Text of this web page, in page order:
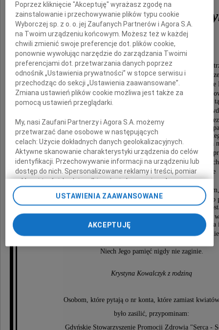
prof. Jerzego
Dziś przyszedł czas na wyrazy wdzięczności:
Lekarzom i pielęgniarkom Oddziału Chorób
i Endokrynologii Szpitala Morskiego w Gdyni, a w
ordynatorowi dr. Piotrowi Szafranowi oraz dr Elżbiecie
którzy z wielkim zaangażowaniem i serdecznością
dla ratowania zdrowia i życia mojego męża, składam
głębokie podziękowania. Najgorętsze wyrazy głębokiej
za czuwanie nad całym procesem diagnoz i leczenia oraz
o życie Jerzego do ostatnich dni, kieruję do dr. Michała
ordynatora Oddziału Anestezjologii i Intensywnej Terapii
dr Joanny Szpajer, która wraz ze swoim zespołem otoczyła
i wysoce profesjonalną opieką, abyśmy tę ostatnią
przeszli w nadzwyczaj humanitarnych
Obok bólu i cierpienia pozostało wspomnienie
ludzkiej dobroci i życzliwości.
Jednocześnie pragnę też podziękować wszystkim,
którzy przyczynili się do wzniosłego i bardzo uroczystego
mego męża, składali kondolencje i uczestniczyli w
drodze tego wybitnego prawnika, sportowca, wychowawcy
prawników w Polsce i na świecie, aktywnego
mojego ukochanego Męża i Przyjaciela. Bardzo
Niech Jego pamięć nigdy nie zaginie.
Krystyna Kowalczyk z rodziną
Osobom, które pytają o nr konta, które zamiast
było zasilić, przypominam:
Gdyńskie Stowarzyszenie Promocji Zdrowia "Serca -
Poprzez kliknięcie "Akceptuję" wyrażasz zgodę na
zainstalowanie i przechowywanie plików typu cookie
Wyborczej sp. z o. o. jej Zaufanych Partnerów i Agora S.A.
na Twoim urządzeniu końcowym. Możesz też w każdej
chwili zmienić swoje preferencje dot. plików cookie,
ponownie wywołując narzędzie do zarządzania Twoimi
preferencjami dot. przetwarzania danych poprzez
odnośnik „Ustawienia prywatności” w stopce serwisu i
przechodząc do sekcji „Ustawienia zaawansowane”.
Zmiana ustawień plików cookie możliwa jest także za
pomocą ustawień przeglądarki.
My, nasi Zaufani Partnerzy i Agora S.A. możemy
przetwarzać dane osobowe w następujących
celach:Użycie dokładnych danych geolokalizacyjnych.
Aktywne skanowanie charakterystyki urządzenia do celów
identyfikacji. Przechowywanie informacji na urządzeniu lub
dostęp do nich. Spersonalizowane reklamy i treści, pomiar
reklam i treści, badnie odbiorców i ulepszanie usług.
Lista Zaufanych Partnerów
USTAWIENIA ZAAWANSOWANE
AKCEPTUJĘ